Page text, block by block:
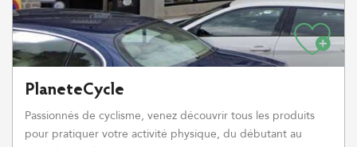
PlaneteCycle
Passionnés de cyclisme, venez découvrir tous les produits
pour pratiquer votre activité physique, du débutant au